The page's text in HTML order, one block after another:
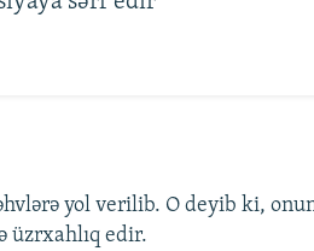
yol verilib. O deyib ki,
üzrxahlıq edir.